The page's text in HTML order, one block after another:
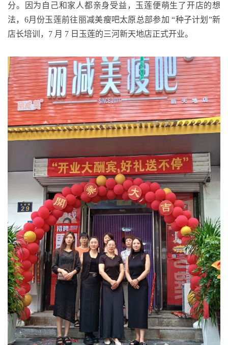
分。因为自己和家人都亲身受益，玉莲便萌生了开店的想
法，6月份玉莲前往丽减美瘦吧太原总部参加 “种子计划”新
店长培训，7 月 7 日玉莲的三河新天地店正式开业。